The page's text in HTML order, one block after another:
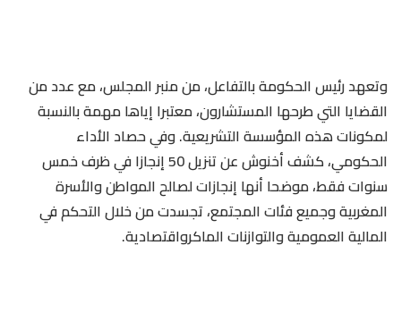
وتعهد رئيس الحكومة بالتفاعل، من منبر المجلس، مع عدد من
القضايا التي طرحها المستشارون، معتبرا إياها مهمة بالنسبة
لمكونات هذه المؤسسة التشريعية. وفي حصاد الأداء
الحكومي، كشف أخنوش عن تنزيل 50 إنجازا في ظرف خمس
سنوات فقط، موضحا أنها إنجازات لصالح المواطن والأسرة
المغربية وجميع فئات المجتمع، تجسدت من خلال التحكم في
المالية العمومية والتوازنات الماكرواقتصادية.